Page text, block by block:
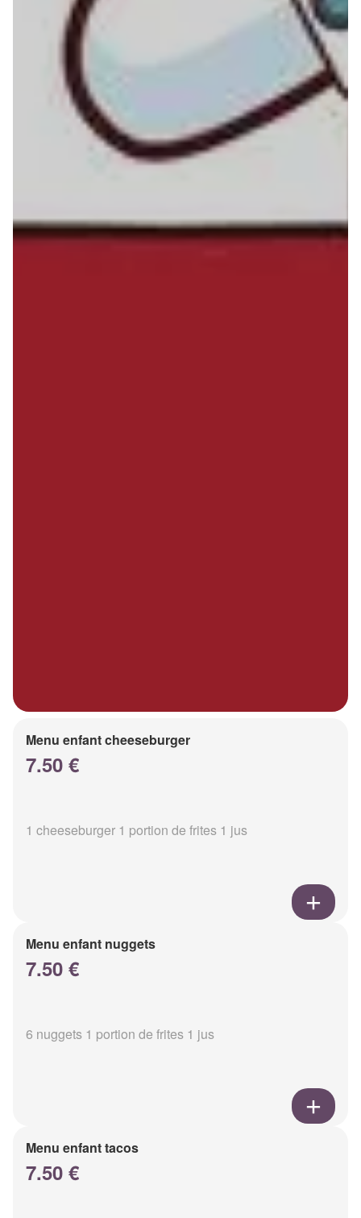
Menu enfant cheeseburger
7.50 €
1 cheeseburger 1 portion de frites 1 jus
Menu enfant nuggets
7.50 €
6 nuggets 1 portion de frites 1 jus
Menu enfant tacos
7.50 €